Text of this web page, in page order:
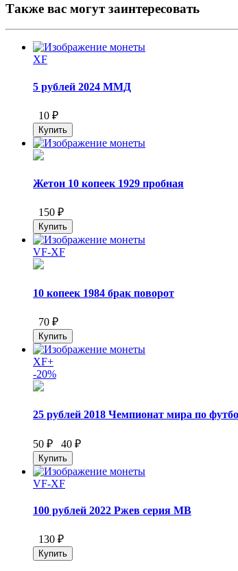
Также вас могут заинтересовать
XF
5 рублей 2024 ММД
10 ₽
Жетон 10 копеек 1929 пробная
150 ₽
VF-XF
10 копеек 1984 брак поворот
70 ₽
XF+
-20%
25 рублей 2018 Чемпионат мира по
50 ₽ 40 ₽
VF-XF
100 рублей 2022 Ржев серия МВ
130 ₽